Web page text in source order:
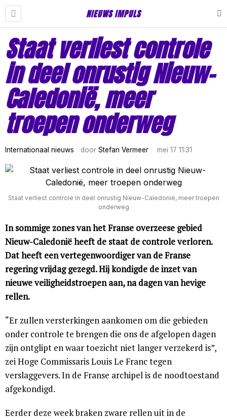
NIEUWS IMPULS
Staat verliest controle
in deel onrustig Nieuw-
Caledonië, meer
troepen onderweg
Internationaal nieuws door Stefan Vermeer mei 17 11:31
Staat verliest controle in deel onrustig Nieuw-Caledonië, meer troepen
onderweg
In sommige zones van het Franse overzeese gebied
Nieuw-Caledonië heeft de staat de controle verloren.
Dat heeft een vertegenwoordiger van de Franse
regering vrijdag gezegd. Hij kondigde de inzet van
nieuwe veiligheidstroepen aan, na dagen van hevige
rellen.
“Er zullen versterkingen aankomen om die gebieden
onder controle te brengen die ons de afgelopen dagen
zijn ontglipt en waar toezicht niet langer verzekerd is”,
zei Hoge Commissaris Louis Le Franc tegen
verslaggevers. In de Franse archipel is de noodtoestand
afgekondigd.
Eerder deze week braken zware rellen uit in de